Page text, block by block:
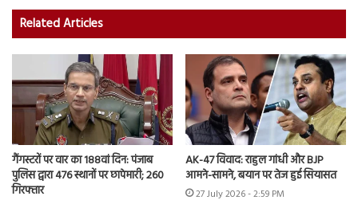
Related Articles
गैंगस्टरों पर वार का 188वां दिन: पंजाब
पुलिस द्वारा 476 स्थानों पर छापेमारी; 260
गिरफ्तार
AK-47 विवाद: राहुल गांधी और BJP
आमने-सामने, बयान पर तेज हुई सियासत
27 July 2026 - 2:59 PM